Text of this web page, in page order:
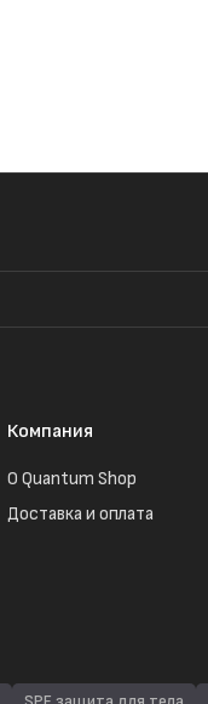
Компания
О Quantum Shop
Доставка и оплата